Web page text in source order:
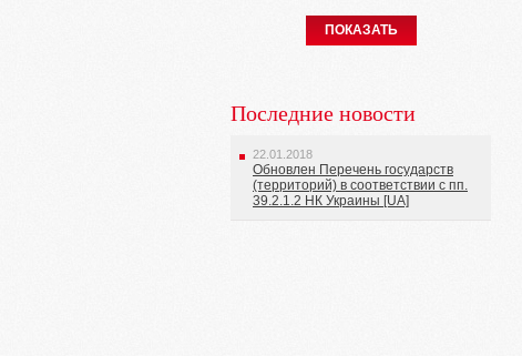
ПОКАЗАТЬ
Последние новости
22.01.2018
Обновлен Перечень государств
(территорий) в соответствии с пп.
39.2.1.2 НК Украины [UA]